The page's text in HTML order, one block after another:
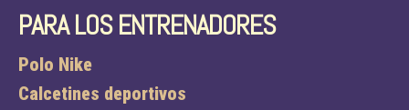
PARA LOS ENTRENADORES
Polo Nike
Calcetines deportivos